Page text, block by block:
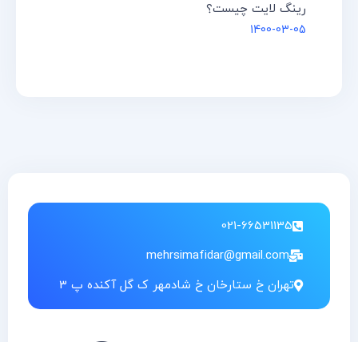
رینگ لایت چیست؟
1400-03-05
021-66531135
mehrsimafidar@gmail.com
تهران خ ستارخان خ شادمهر ک گل آکنده پ 3